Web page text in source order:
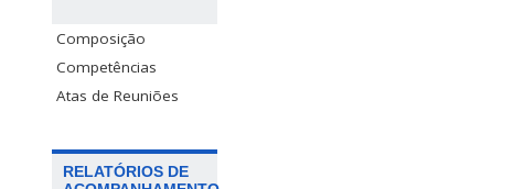
Composição
Competências
Atas de Reuniões
RELATÓRIOS DE